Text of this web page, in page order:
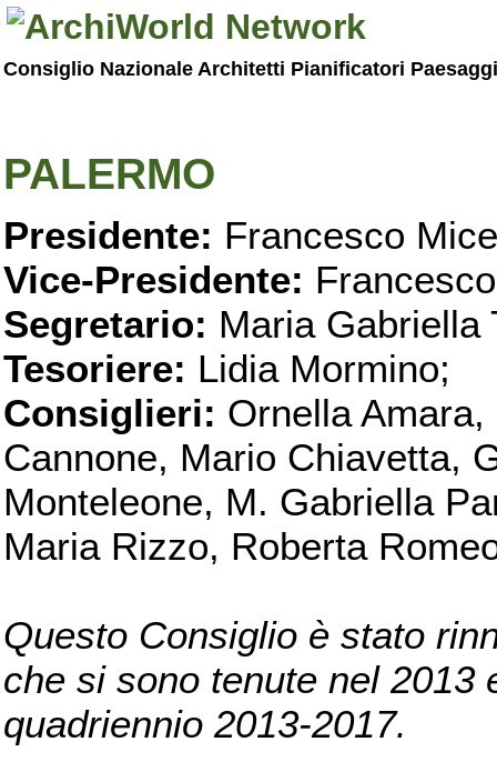
Consiglio Nazionale Architetti Pianificatori
PALERMO
Presidente: Francesco
Vice-Presidente:
Segretario: Maria Gabriella
Tesoriere: Lidia Mormino;
Consiglieri: Ornella
Cannone, Mario Chiavetta,
Monteleone, M. Gabriella
Maria Rizzo, Roberta
Questo Consiglio è stato
che si sono tenute nel 2013
quadriennio 2013-2017.